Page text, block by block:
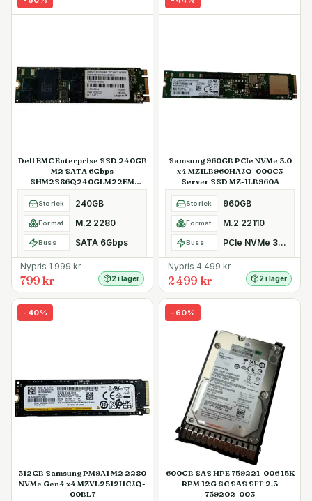
Dell EMC Enterprise SSD 240GB
M2 SATA 6Gbps
SHM2S86Q240GLM22EM
Kioxia SafeDATA
Storlek 240GB
Format M.2 2280
Buss SATA 6Gbps
Nypris 1 999kr
799 kr 2 i lager
Samsung 960GB PCIe NVMe 3.0
x4 MZ1LB960HAJQ-000C3
Server SSD MZ-1LB960A
Storlek 960GB
Format M.2 22110
Buss PCIe NVMe 3.0 x4
Nypris 4 499kr
2 499 kr 2 i lager
- 40%
512GB Samsung PM9A1 M2 2280
NVMe Gen4 x4 MZVL2512HCJQ-
00BL7
- 60%
600GB SAS HPE 759221-006 15K
RPM 12G SC SAS SFF 2.5
759202-003